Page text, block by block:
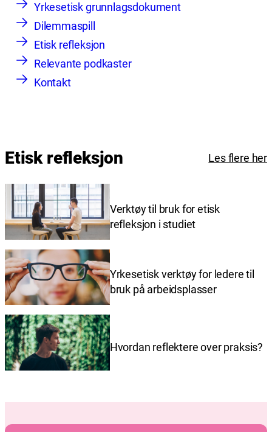
Yrkesetisk grunnlagsdokument
Dilemmaspill
Etisk refleksjon
Relevante podkaster
Kontakt
Etisk refleksjon Les flere her
Verktøy til bruk for etisk
refleksjon i studiet
Yrkesetisk verktøy for ledere til
bruk på arbeidsplasser
Hvordan reflektere over praksis?